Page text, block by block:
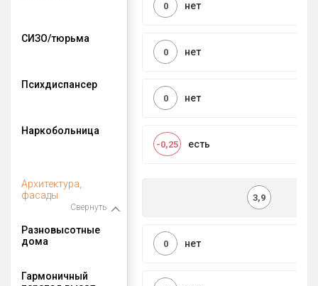
нет
0
СИЗО/тюрьма
нет
0
Психдиспансер
нет
0
Наркобольница
есть
-0,25
Архитектура,
фасады
Свернуть
3,9
Разновысотные
дома
нет
0
Гармоничный